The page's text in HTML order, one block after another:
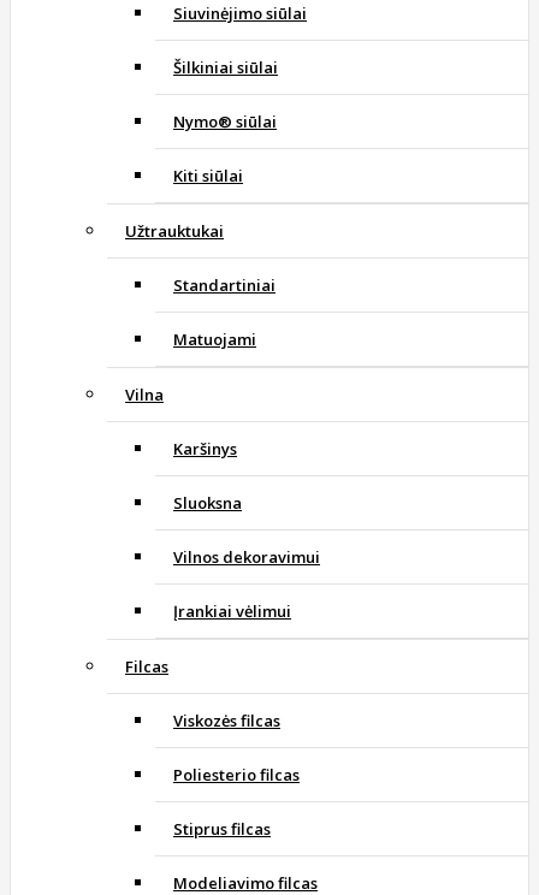
Siuvinėjimo siūlai
Šilkiniai siūlai
Nymo® siūlai
Kiti siūlai
Užtrauktukai
Standartiniai
Matuojami
Vilna
Karšinys
Sluoksna
Vilnos dekoravimui
Įrankiai vėlimui
Filcas
Viskozės filcas
Poliesterio filcas
Stiprus filcas
Modeliavimo filcas